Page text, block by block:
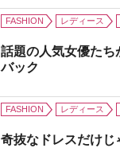
FASHION レディース
話題の人気女優た
バック
FASHION レディース
奇抜なドレスだけ